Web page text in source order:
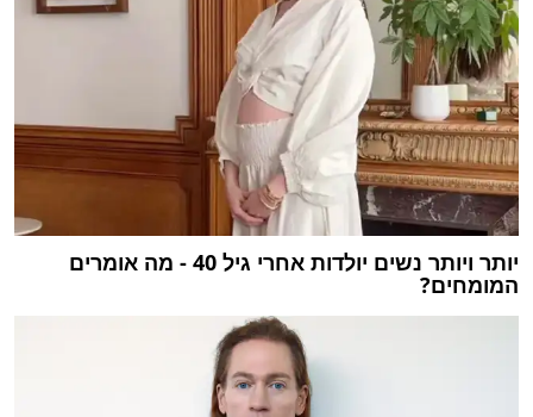
יותר ויותר נשים יולדות אחרי גיל 40 - מה אומרים
המומחים?